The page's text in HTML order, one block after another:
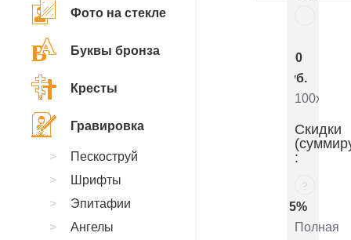
800
руб.
100x90x8
Скидки
:
?
5%
Полная
Фото на стекле
Буквы бронза
Кресты
Гравировка
Пескоструй
Шрифты
Эпитафии
Ангелы